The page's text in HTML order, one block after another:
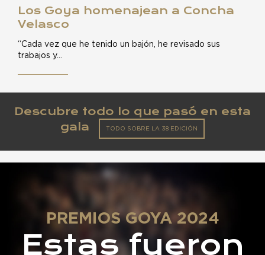
Los Goya homenajean a Concha
Velasco
“Cada vez que he tenido un bajón, he revisado sus
trabajos y…
Descubre todo lo que pasó en esta
gala
TODO SOBRE LA 38 EDICIÓN
PREMIOS GOYA 2024
Estas fueron